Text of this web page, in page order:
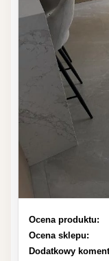
Ocena produktu:
Ocena sklepu:
Dodatkowy